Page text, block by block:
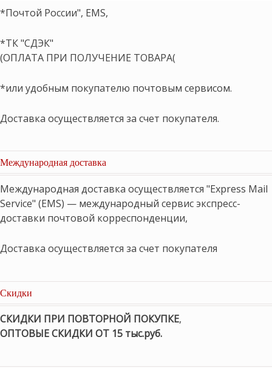
*Почтой России", EMS,
*ТК "СДЭК"
(ОПЛАТА ПРИ ПОЛУЧЕНИЕ ТОВАРА(
*или удобным покупателю почтовым сервисом.
Доставка осуществляется за счет покупателя.
Международная доставка
Международная доставка осуществляется "Express Mail
Service" (EMS) — международный сервис экспресс-
доставки почтовой корреспонденции,
Доставка осуществляется за счет покупателя
Скидки
СКИДКИ ПРИ ПОВТОРНОЙ ПОКУПКЕ,
ОПТОВЫЕ СКИДКИ ОТ 15 тыс.руб.